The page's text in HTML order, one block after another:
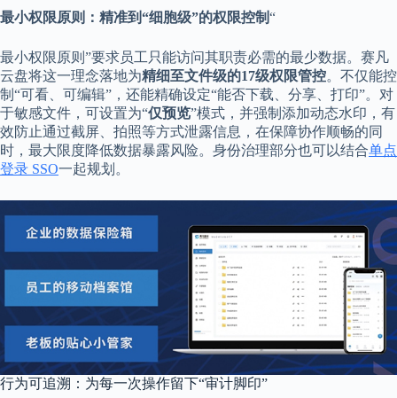
最小权限原则：精准到“细胞级”的权限控制“
最小权限原则”要求员工只能访问其职责必需的最少数据。赛凡
云盘将这一理念落地为精细至文件级的17级权限管控。不仅能控
制“可看、可编辑”，还能精确设定“能否下载、分享、打印”。对
于敏感文件，可设置为“仅预览”模式，并强制添加动态水印，有
效防止通过截屏、拍照等方式泄露信息，在保障协作顺畅的同
时，最大限度降低数据暴露风险。身份治理部分也可以结合单点
登录 SSO一起规划。
行为可追溯：为每一次操作留下“审计脚印”